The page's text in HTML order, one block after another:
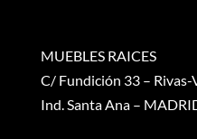
MUEBLES RAICES
C/ Fundición 33 –
Ind. Santa Ana –